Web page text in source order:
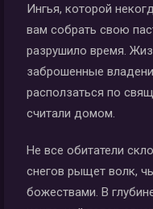
Ингья, которой
вам собрать свою
разрушило время.
заброшенные
расползаться по
считали домом.
Не все обитатели
снегов рыщет волк,
божествами. В